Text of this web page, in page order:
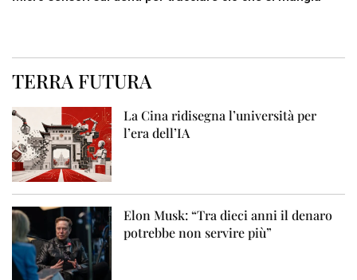
TERRA FUTURA
La Cina ridisegna l’università per
l’era dell’IA
Elon Musk: “Tra dieci anni il denaro
potrebbe non servire più”